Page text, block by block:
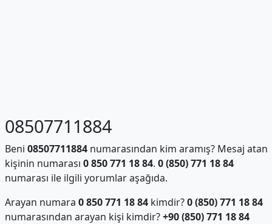
08507711884
Beni 08507711884numarasından kim aramış? Mesaj atan
kişinin numarası 0 850 771 18 84. 0 (850) 771 18 84
numarası ile ilgili yorumlar aşağıda.
Arayan numara 0 850 771 18 84kimdir?0 (850) 771 18 84
numarasından arayan kişi kimdir?+90 (850) 771 18 84